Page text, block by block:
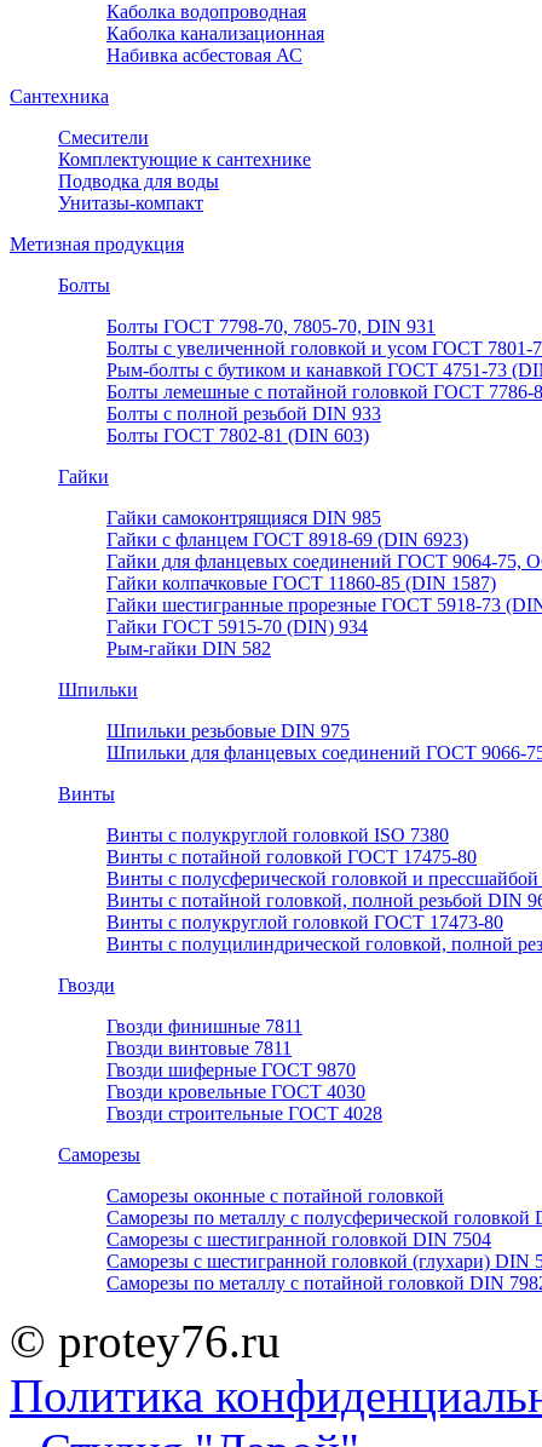
Каболка водопроводная
Каболка канализационная
Набивка асбестовая АС
Сантехника
Смесители
Комплектующие к сантехнике
Подводка для воды
Унитазы-компакт
Метизная продукция
Болты
Болты ГОСТ 7798-70, 7805-70, DIN 931
Болты с увеличенной головкой и усом ГОСТ 7801-
Рым-болты с бутиком и канавкой ГОСТ 4751-73
Болты лемешные с потайной головкой ГОСТ 7786-
Болты с полной резьбой DIN 933
Болты ГОСТ 7802-81 (DIN 603)
Гайки
Гайки самоконтрящияся DIN 985
Гайки с фланцем ГОСТ 8918-69 (DIN 6923)
Гайки для фланцевых соединений ГОСТ 9064-75,
Гайки колпачковые ГОСТ 11860-85 (DIN 1587)
Гайки шестигранные прорезные ГОСТ 5918-73
Гайки ГОСТ 5915-70 (DIN) 934
Рым-гайки DIN 582
Шпильки
Шпильки резьбовые DIN 975
Шпильки для фланцевых соединений ГОСТ 9066-
Винты
Винты с полукруглой головкой ISO 7380
Винты с потайной головкой ГОСТ 17475-80
Винты с полусферической головкой и
Винты с потайной головкой, полной резьбой DIN
Винты с полукруглой головкой ГОСТ 17473-80
Винты с полуцилиндрической головкой, полной
Гвозди
Гвозди финишные 7811
Гвозди винтовые 7811
Гвозди шиферные ГОСТ 9870
Гвозди кровельные ГОСТ 4030
Гвозди строительные ГОСТ 4028
Саморезы
Саморезы оконные с потайной головкой
Саморезы по металлу с полусферической головкой
Саморезы с шестигранной головкой DIN 7504
Саморезы с шестигранной головкой (глухари) DIN
Саморезы по металлу с потайной головкой DIN
© protey76.ru
Политика